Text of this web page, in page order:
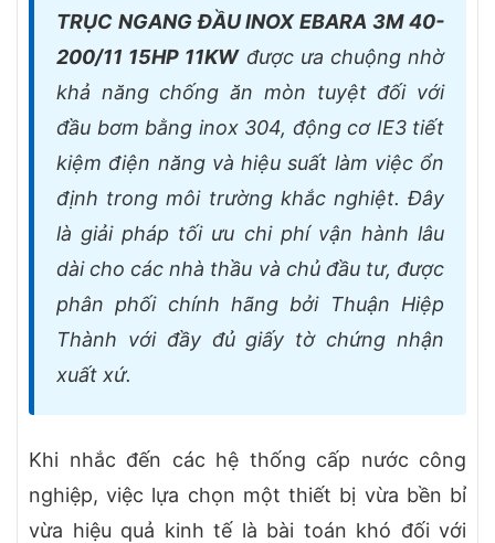
TRỤC NGANG ĐẦU INOX EBARA 3M 40-
200/11 15HP 11KWđược ưa chuộng nhờ
khả năng chống ăn mòn tuyệt đối với
đầu bơm bằng inox 304, động cơ IE3 tiết
kiệm điện năng và hiệu suất làm việc ổn
định trong môi trường khắc nghiệt. Đây
là giải pháp tối ưu chi phí vận hành lâu
dài cho các nhà thầu và chủ đầu tư, được
phân phối chính hãng bởi Thuận Hiệp
Thành với đầy đủ giấy tờ chứng nhận
xuất xứ.
Khi nhắc đến các hệ thống cấp nước công
nghiệp, việc lựa chọn một thiết bị vừa bền bỉ
vừa hiệu quả kinh tế là bài toán khó đối với